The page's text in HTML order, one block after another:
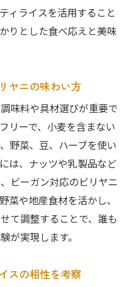
ィライスを活用すること
りとした食べ応えと美味
ヤニの味わい方
味料や具材選びが重要で
リーで、小麦を含まない
野菜、豆、ハーブを使い
は、ナッツや乳製品など
ビーガン対応のビリヤニ
菜や地産食材を活かし、
て調整することで、誰も
が実現します。
スの相性を考察